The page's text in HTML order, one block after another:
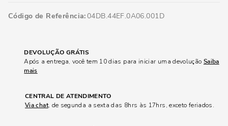
Código de Referência 04DB.44EF.0A06.001D
DEVOLUÇÃO GRÁTIS
Após a entrega, você tem 10 dias para iniciar uma devolução Saiba
mais
CENTRAL DE ATENDIMENTO
Via chat, de segunda a sexta das 8hrs às 17hrs, exceto feriados.